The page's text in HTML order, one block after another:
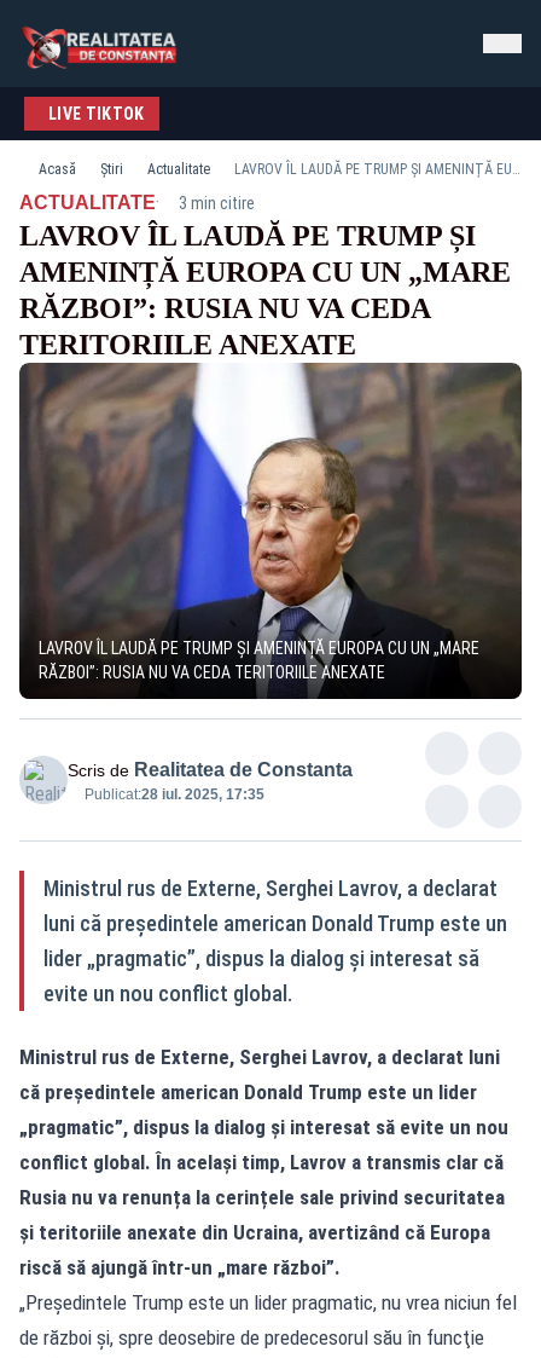
LIVE TIKTOK
Acasă Știri Actualitate LAVROV ÎL LAUDĂ PE TRUMP ȘI AMENINȚĂ EUROPA CU UN „MARE RĂZBOI”: RUSIA NU VA CEDA TERITORIILE ANEXATE
ACTUALITATE· 3 min citire
LAVROV ÎL LAUDĂ PE TRUMP ȘI
AMENINȚĂ EUROPA CU UN „MARE
RĂZBOI”: RUSIA NU VA CEDA
TERITORIILE ANEXATE
LAVROV ÎL LAUDĂ PE TRUMP ȘI AMENINȚĂ EUROPA CU UN „MARE
RĂZBOI”: RUSIA NU VA CEDA TERITORIILE ANEXATE
Scris de Realitatea de Constanta
Publicat:28 iul. 2025, 17:35
Ministrul rus de Externe, Serghei Lavrov, a declarat
luni că președintele american Donald Trump este un
lider „pragmatic”, dispus la dialog și interesat să
evite un nou conflict global.
Ministrul rus de Externe, Serghei Lavrov, a declarat luni
că președintele american Donald Trump este un lider
„pragmatic”, dispus la dialog și interesat să evite un nou
conflict global. În același timp, Lavrov a transmis clar că
Rusia nu va renunța la cerințele sale privind securitatea
și teritoriile anexate din Ucraina, avertizând că Europa
riscă să ajungă într-un „mare război”.
„Preşedintele Trump este un lider pragmatic, nu vrea niciun fel
de război şi, spre deosebire de predecesorul său în funcţie